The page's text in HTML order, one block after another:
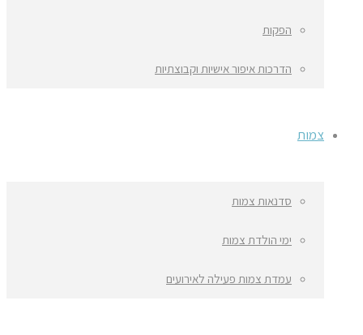
הפקות
הדרכות איפור אישיות וקבוצתיות
צמות
סדנאות צמות
ימי הולדת צמות
עמדת צמות פעילה לאירועים